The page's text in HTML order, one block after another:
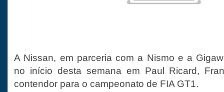
A Nissan, em parceria com a Nismo e a
no início desta semana em Paul Ricard,
contendor para o campeonato de FIA GT1.